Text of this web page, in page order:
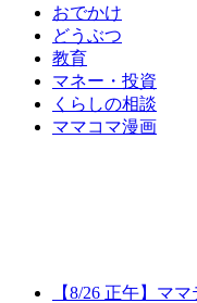
おでかけ
どうぶつ
教育
マネー・投資
くらしの相談
ママコマ漫画
【8/26 正午】マ